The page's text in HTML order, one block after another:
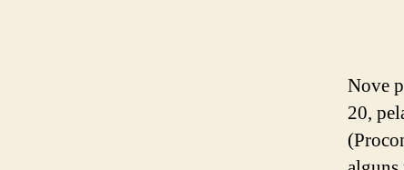
Nove
20,